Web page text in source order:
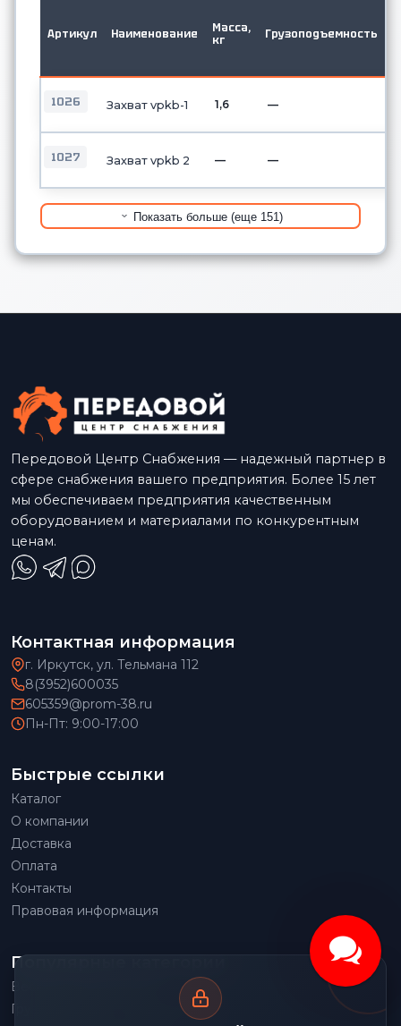
Артикул Наименование
Масса,
кг
Грузоподъемность
1026 Захват vpkb-1 1,6 —
1027 Захват vpkb 2 — —
Показать больше (еще 151)
Передовой Центр Снабжения — надежный партнер в
сфере снабжения вашего предприятия. Более 15 лет
мы обеспечиваем предприятия качественным
оборудованием и материалами по конкурентным
ценам.
Контактная информация
г. Иркутск, ул. Тельмана 112
8(3952)600035
605359@prom-38.ru
Пн-Пт: 9:00-17:00
Быстрые ссылки
Каталог
О компании
Доставка
Оплата
Контакты
Правовая информация
Популярные категории
Весовое оборудование
Грузоподъемное оборудование